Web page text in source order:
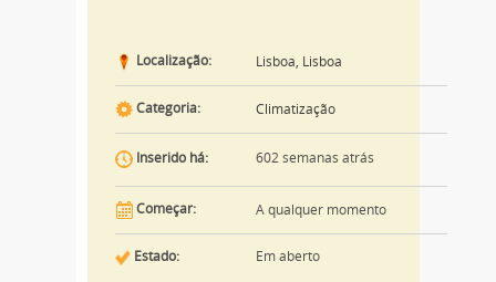
Localização: Lisboa, Lisboa
Categoria: Climatização
Inserido há: 602 semanas atrás
Começar: A qualquer momento
Estado: Em aberto